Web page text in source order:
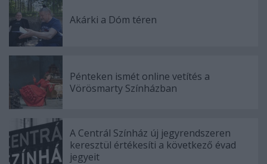
Akárki a Dóm téren
Pénteken ismét online vetítés a
Vörösmarty Színházban
A Centrál Színház új jegyrendszeren
keresztül értékesíti a következő évad
jegyeit